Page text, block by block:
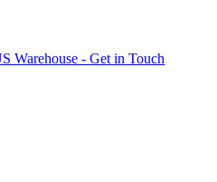
Warehouse - Get in Touch